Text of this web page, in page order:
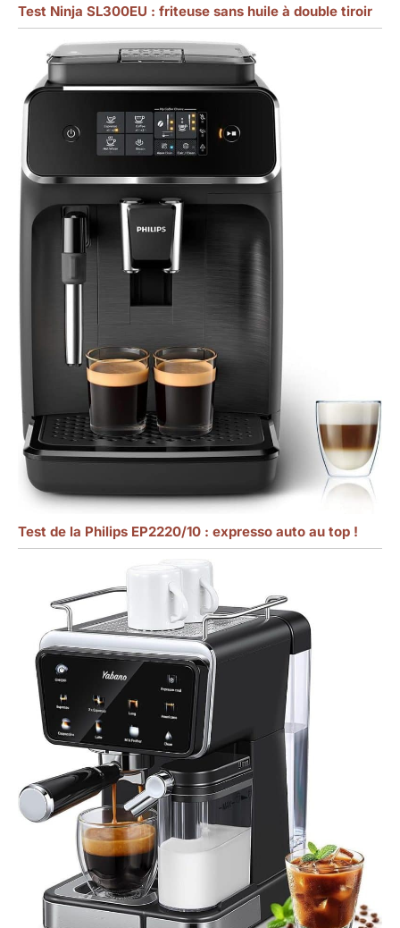
Test Ninja SL300EU : friteuse sans huile à double tiroir
Test de la Philips EP2220/10 : expresso auto au top !